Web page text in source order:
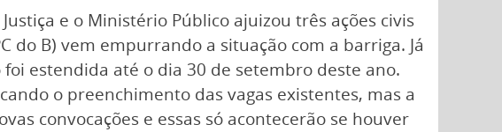
e o Ministério Público ajuizou três ações civis
do B) vem empurrando a situação com a barriga. Já
estendida até o dia 30 de setembro deste ano.
o preenchimento das vagas existentes, mas a
convocações e essas só acontecerão se houver